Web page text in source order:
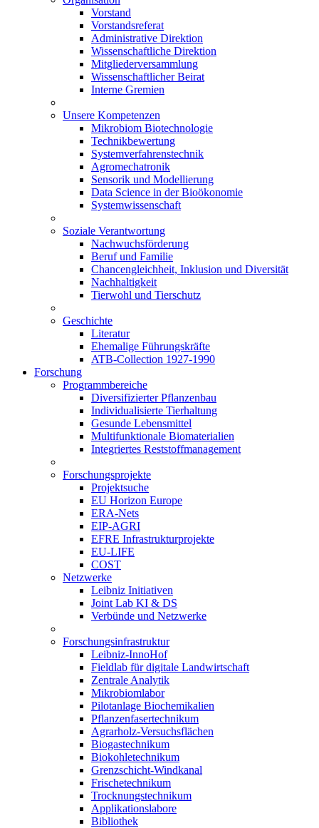
Vorstand
Vorstandsreferat
Administrative Direktion
Wissenschaftliche Direktion
Mitgliederversammlung
Wissenschaftlicher Beirat
Interne Gremien
Unsere Kompetenzen
Mikrobiom Biotechnologie
Technikbewertung
Systemverfahrenstechnik
Agromechatronik
Sensorik und Modellierung
Data Science in der Bioökonomie
Systemwissenschaft
Soziale Verantwortung
Nachwuchsförderung
Beruf und Familie
Chancengleichheit, Inklusion und Diversität
Nachhaltigkeit
Tierwohl und Tierschutz
Geschichte
Literatur
Ehemalige Führungskräfte
ATB-Collection 1927-1990
Forschung
Programmbereiche
Diversifizierter Pflanzenbau
Individualisierte Tierhaltung
Gesunde Lebensmittel
Multifunktionale Biomaterialien
Integriertes Reststoffmanagement
Forschungsprojekte
Projektsuche
EU Horizon Europe
ERA-Nets
EIP-AGRI
EFRE Infrastrukturprojekte
EU-LIFE
COST
Netzwerke
Leibniz Initiativen
Joint Lab KI & DS
Verbünde und Netzwerke
Forschungsinfrastruktur
Leibniz-InnoHof
Fieldlab für digitale Landwirtschaft
Zentrale Analytik
Mikrobiomlabor
Pilotanlage Biochemikalien
Pflanzenfasertechnikum
Agrarholz-Versuchsflächen
Biogastechnikum
Biokohletechnikum
Grenzschicht-Windkanal
Frischetechnikum
Trocknungstechnikum
Applikationslabore
Bibliothek